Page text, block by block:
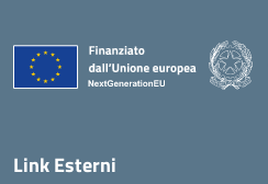
Link Esterni